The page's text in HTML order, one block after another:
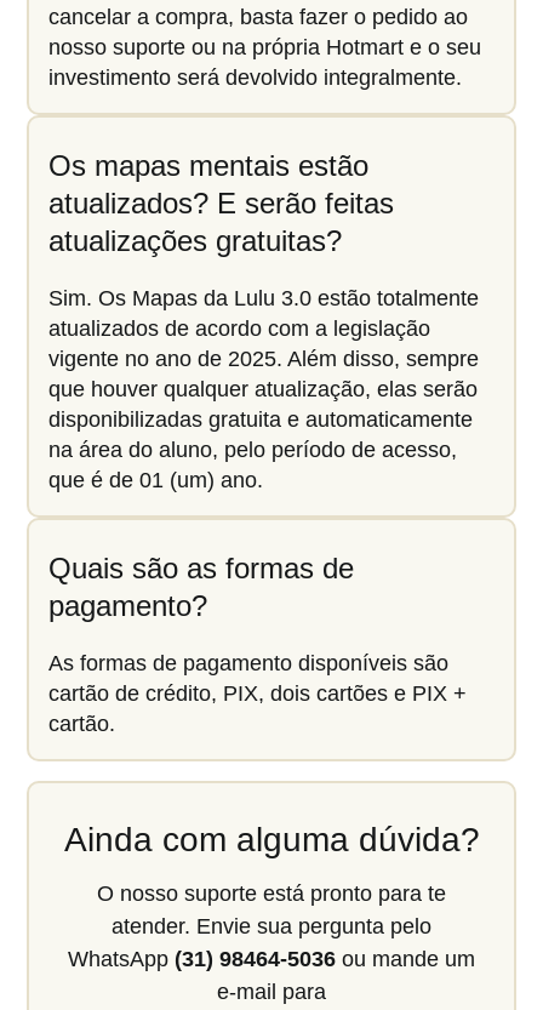
cancelar a compra, basta fazer o pedido ao
nosso suporte ou na própria Hotmart e o seu
investimento será devolvido integralmente.
Os mapas mentais estão
atualizados? E serão feitas
atualizações gratuitas?
Sim. Os Mapas da Lulu 3.0 estão totalmente
atualizados de acordo com a legislação
vigente no ano de 2025. Além disso, sempre
que houver qualquer atualização, elas serão
disponibilizadas gratuita e automaticamente
na área do aluno, pelo período de acesso,
que é de 01 (um) ano.
Quais são as formas de
pagamento?
As formas de pagamento disponíveis são
cartão de crédito, PIX, dois cartões e PIX +
cartão.
Ainda com alguma dúvida?
O nosso suporte está pronto para te
atender. Envie sua pergunta pelo
WhatsApp (31) 98464-5036 ou mande um
e-mail para